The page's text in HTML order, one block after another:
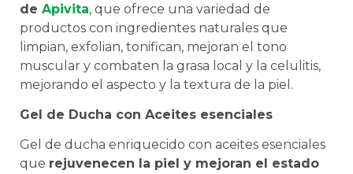
de Apivita, que ofrece una variedad de
productos con ingredientes naturales que
limpian, exfolian, tonifican, mejoran el tono
muscular y combaten la grasa local y la celulitis,
mejorando el aspecto y la textura de la piel.
Gel de Ducha con Aceites esenciales
Gel de ducha enriquecido con aceites esenciales
que rejuvenecen la piel y mejoran el estado